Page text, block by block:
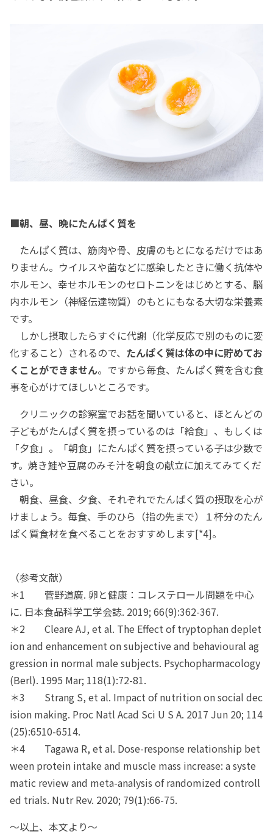
■朝、昼、晩にたんぱく質を
たんぱく質は、筋肉や骨、皮膚のもとになるだけではあ
りません。ウイルスや菌などに感染したときに働く抗体や
ホルモン、幸せホルモンのセロトニンをはじめとする、脳
内ホルモン（神経伝達物質）のもとにもなる大切な栄養素
です。
しかし摂取したらすぐに代謝（化学反応で別のものに変
化すること）されるので、 たんぱく質は体の中に貯めてお
くことができません。ですから毎食、たんぱく質を含む食
事を心がけてほしいところです。
クリニックの診察室でお話を聞いていると、ほとんどの
子どもがたんぱく質を摂っているのは「給食」、もしくは
「夕食」。「朝食」にたんぱく質を摂っている子は少数で
す。焼き鮭や豆腐のみそ汁を朝食の献立に加えてみてくだ
さい。
朝食、昼食、夕食、それぞれでたんぱく質の摂取を心が
けましょう。毎食、手のひら（指の先まで）１杯分のたん
ぱく質食材を食べることをおすすめします[*4]。
（参考文献）
＊1 菅野道廣. 卵と健康：コレステロール問題を中心
に. 日本食品科学工学会誌. 2019; 66(9):362-367.
＊2 Cleare AJ, et al. The Effect of tryptophan deplet
ion and enhancement on subjective and behavioural ag
gression in normal male subjects. Psychopharmacology
(Berl). 1995 Mar; 118(1):72-81.
＊3 Strang S, et al. Impact of nutrition on social dec
ision making. Proc Natl Acad Sci U S A. 2017 Jun 20; 114
(25):6510-6514.
＊4 Tagawa R, et al. Dose-response relationship bet
ween protein intake and muscle mass increase: a syste
matic review and meta-analysis of randomized controll
ed trials. Nutr Rev. 2020; 79(1):66-75.
～以上、本文より～